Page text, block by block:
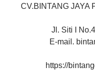
CV.BINTANG JAYA
Jl. Siti I
E-mail.
https://